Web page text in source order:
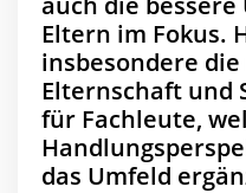
Eltern im Fokus.
insbesondere
Elternschaft und
für Fachleute,
das Umfeld